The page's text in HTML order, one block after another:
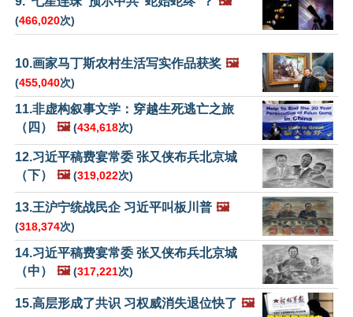
(466,020次)
10.画家马丁斯农村生活写实作品获奖 🖼️
(455,040次)
11.非虚构叙事文学：穿越生死逃亡之旅
（四）
🖼️ (434,618次)
12.习近平稿费宴常委 张又侠布兵北京城
（下）
🖼️ (319,022次)
13.王沪宁统战民企 习近平叫板川普 🖼️
(318,374次)
14.习近平稿费宴常委 张又侠布兵北京城
（中）
🖼️ (317,221次)
15.高层形成了共识 习权威消失退位快了 🖼️